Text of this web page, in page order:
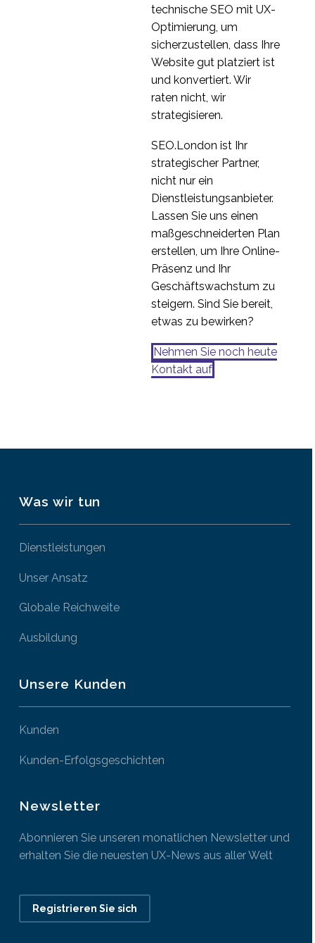
technische SEO mit UX-
Optimierung, um
sicherzustellen, dass Ihre
Website gut platziert ist
und konvertiert. Wir
raten nicht, wir
strategisieren.
SEO.London ist Ihr
strategischer Partner,
nicht nur ein
Dienstleistungsanbieter.
Lassen Sie uns einen
maßgeschneiderten Plan
erstellen, um Ihre Online-
Präsenz und Ihr
Geschäftswachstum zu
steigern. Sind Sie bereit,
etwas zu bewirken?
Nehmen Sie noch heute
Kontakt auf
Was wir tun
Dienstleistungen
Unser Ansatz
Globale Reichweite
Ausbildung
Unsere Kunden
Kunden
Kunden-Erfolgsgeschichten
Newsletter
Abonnieren Sie unseren monatlichen Newsletter und
erhalten Sie die neuesten UX-News aus aller Welt
Registrieren Sie sich